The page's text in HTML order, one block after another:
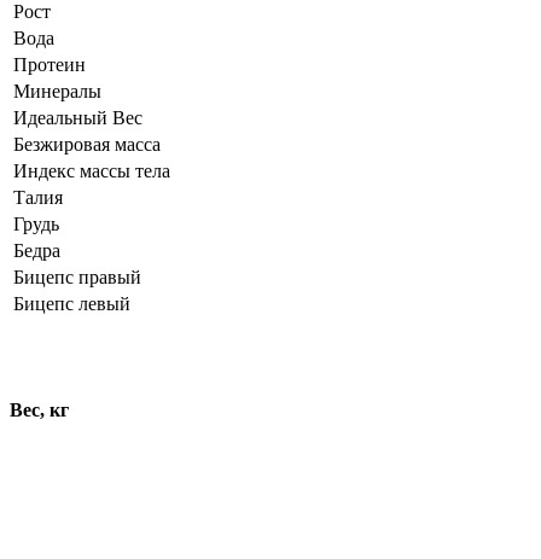
Рост
Вода
Протеин
Минералы
Идеальный Вес
Безжировая масса
Индекс массы тела
Талия
Грудь
Бедра
Бицепс правый
Бицепс левый
Вес, кг